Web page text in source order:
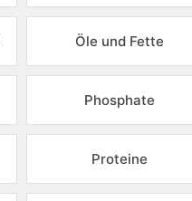
Öle und Fette
Phosphate
Proteine